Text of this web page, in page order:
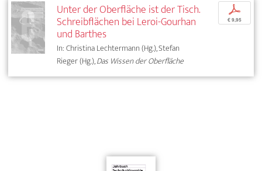
Unter der Oberfläche ist der Tisch.
Schreibflächen bei Leroi-Gourhan
und Barthes
In: Christina Lechtermann (Hg.), Stefan
Rieger (Hg.),Das Wissen der Oberfläche
p
€ 9,95